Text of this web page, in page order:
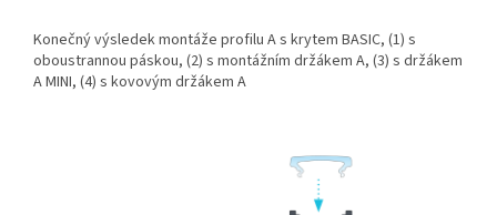
Konečný výsledek montáže profilu A s krytem BASIC, (1) s
oboustrannou páskou, (2) s montážním držákem A, (3) s držákem
A MINI, (4) s kovovým držákem A